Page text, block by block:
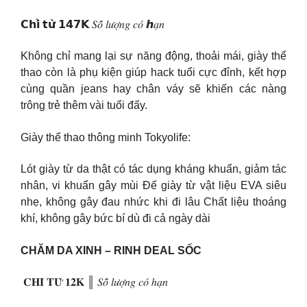
𝗖𝗵𝗶̉ 𝘁𝘂̛̀ 𝟭𝟰𝟳𝗞 𝑆𝑜̂́ 𝑙𝑢̛𝑜̛̣𝑛𝑔 𝑐𝑜́ ℎ𝑎̣𝑛
Không chỉ mang lại sự năng động, thoải mái, giày thể
thao còn là phụ kiện giúp hack tuổi cực đỉnh, kết hợp
cùng quần jeans hay chân váy sẽ khiến các nàng
trông trẻ thêm vài tuổi đấy.
Giày thể thao thông minh Tokyolife:
Lót giày từ da thật có tác dụng kháng khuẩn, giảm tác
nhân, vi khuẩn gây mùi Đế giày từ vật liệu EVA siêu
nhẹ, không gây đau nhức khi đi lâu Chất liệu thoáng
khí, không gây bức bí dù đi cả ngày dài
CHĂM DA XINH – RINH DEAL SỐC
️ 𝐂𝐇𝐈̉ 𝐓𝐔̛̀ 𝟏𝟐𝐊 ║ 𝑆𝑜̂́ 𝑙𝑢̛𝑜̛̣𝑛𝑔 𝑐𝑜́ ℎ𝑎̣𝑛